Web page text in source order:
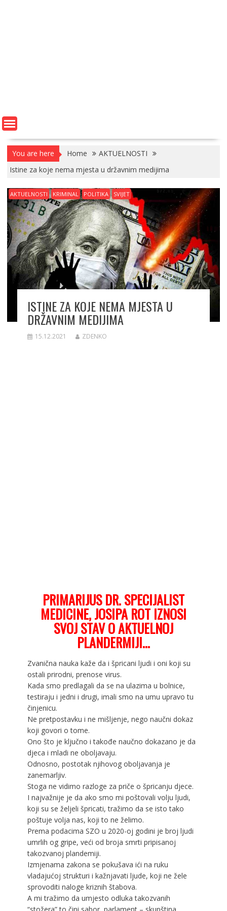
You are here Home
AKTUELNOSTI
Istine za koje nema mjesta u državnim medijima
AKTUELNOSTI KRIMINAL POLITIKA SVIJET
ISTINE ZA KOJE NEMA MJESTA U
DRŽAVNIM MEDIJIMA
15.12.2021 ZDENKO
PRIMARIJUS DR. SPECIJALIST
MEDICINE, JOSIPA ROT IZNOSI
SVOJ STAV O AKTUELNOJ
PLANDERMIJI…
Zvanična nauka kaže da i špricani ljudi i oni koji su
ostali prirodni, prenose virus.
Kada smo predlagali da se na ulazima u bolnice,
testiraju i jedni i drugi, imali smo na umu upravo tu
činjenicu.
Ne pretpostavku i ne mišljenje, nego naučni dokaz
koji govori o tome.
Ono što je ključno i takođe naučno dokazano je da
djeca i mladi ne oboljavaju.
Odnosno, postotak njihovog oboljavanja je
zanemarljiv.
Stoga ne vidimo razloge za priče o špricanju djece.
I najvažnije je da ako smo mi poštovali volju ljudi,
koji su se željeli špricati, tražimo da se isto tako
poštuje volja nas, koji to ne želimo.
Prema podacima SZO u 2020-oj godini je broj ljudi
umrlih og gripe, veći od broja smrti pripisanoj
takozvanoj plandemiji.
Izmjenama zakona se pokušava ići na ruku
vladajućoj strukturi i kažnjavati ljude, koji ne žele
sprovoditi naloge kriznih štabova.
A mi tražimo da umjesto odluka takozvanih
“stožera” to čini sabor, parlament – skupština,